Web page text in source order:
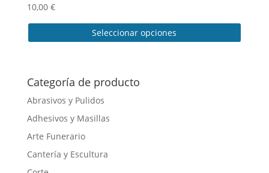
10,00 €
Seleccionar opciones
tiene
múltiples
variantes.
Las
opciones
pueden
Categoría de producto
Abrasivos y Pulidos
Adhesivos y Masillas
Arte Funerario
Cantería y Escultura